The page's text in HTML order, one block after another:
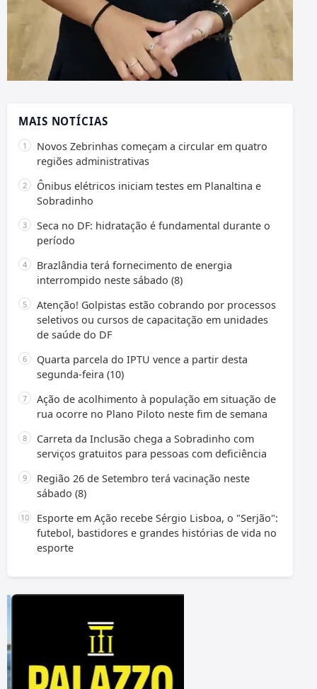
MAIS NOTÍCIAS
Novos Zebrinhas começam a circular em quatro
regiões administrativas
Ônibus elétricos iniciam testes em Planaltina e
Sobradinho
Seca no DF: hidratação é fundamental durante o
período
Brazlândia terá fornecimento de energia
interrompido neste sábado (8)
Atenção! Golpistas estão cobrando por processos
seletivos ou cursos de capacitação em unidades
de saúde do DF
Quarta parcela do IPTU vence a partir desta
segunda-feira (10)
Ação de acolhimento à população em situação de
rua ocorre no Plano Piloto neste fim de semana
Carreta da Inclusão chega a Sobradinho com
serviços gratuitos para pessoas com deficiência
Região 26 de Setembro terá vacinação neste
sábado (8)
Esporte em Ação recebe Sérgio Lisboa, o "Serjão":
futebol, bastidores e grandes histórias de vida no
esporte